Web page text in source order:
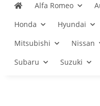
Alfa Romeo
Honda
Hyundai
Mitsubishi
Nissan
Subaru
Suzuki